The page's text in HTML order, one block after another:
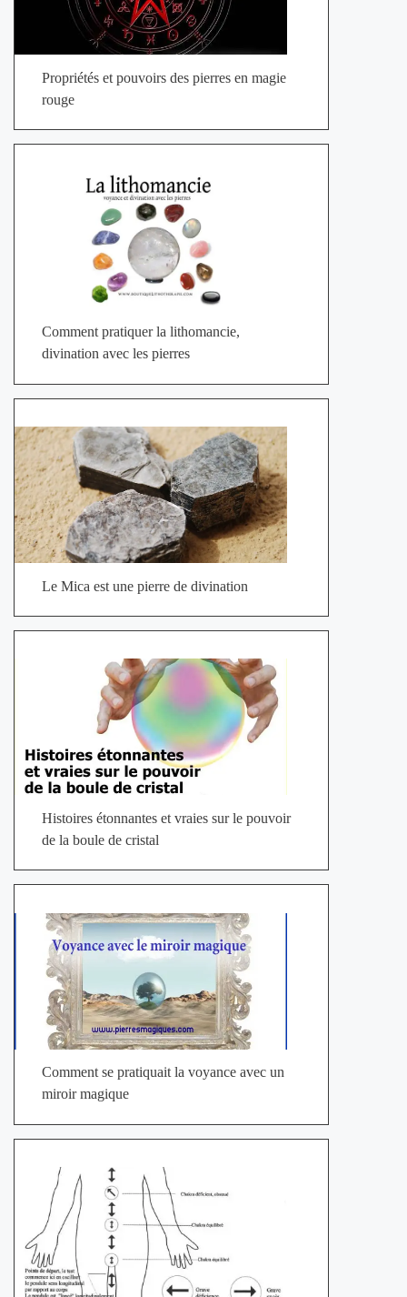
Propriétés et pouvoirs des pierres en magie
rouge
Comment pratiquer la lithomancie,
divination avec les pierres
Le Mica est une pierre de divination
Histoires étonnantes et vraies sur le pouvoir
de la boule de cristal
Comment se pratiquait la voyance avec un
miroir magique